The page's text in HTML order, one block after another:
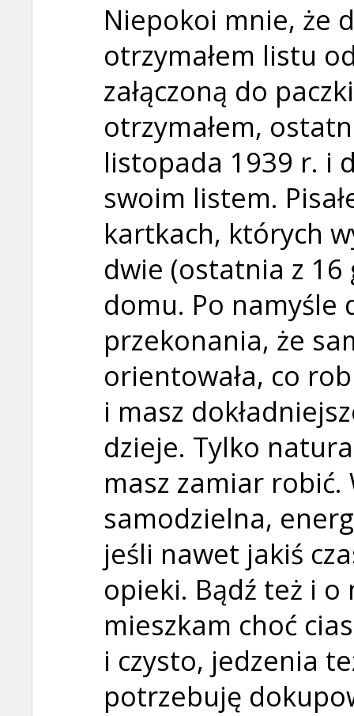
Niepokoi mnie, że
otrzymałem listu
załączoną do
otrzymałem,
listopada 1939 r. i
swoim listem.
kartkach, których
dwie (ostatnia z 16
domu. Po namyśle
przekonania, że
orientowała, co
i masz
dzieje. Tylko
masz zamiar robić.
samodzielna,
jeśli nawet jakiś
opieki. Bądź też i
mieszkam choć
i czysto, jedzenia
potrzebuję